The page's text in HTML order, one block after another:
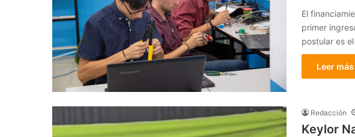
El
primer
postular es
Leer más
Redacción
Keylor